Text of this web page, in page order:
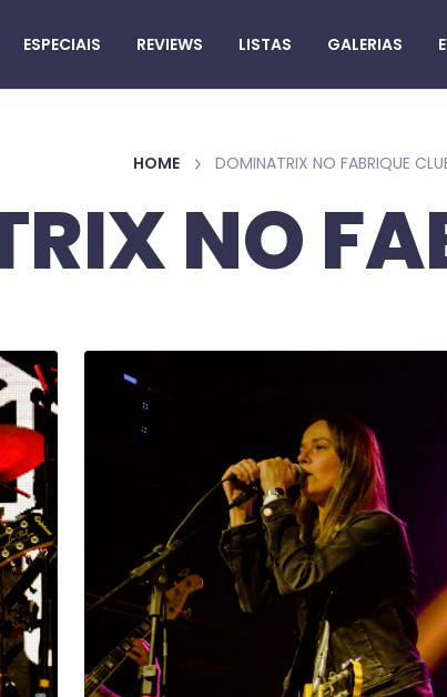
ESPECIAIS REVIEWS LISTAS GALERIAS
HOME DOMINATRIX NO FABRIQUE
NO